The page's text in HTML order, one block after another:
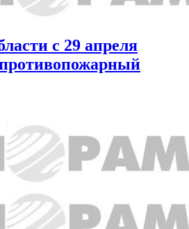
с 29 апреля